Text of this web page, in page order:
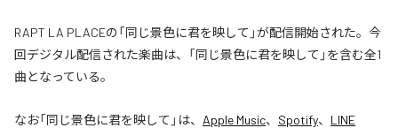
RAPT LA PLACEの「同じ景色に君を映して」が配信開始された。今
回デジタル配信された楽曲は、「同じ景色に君を映して」を含む全1
曲となっている。
なお「同じ景色に君を映して 」は、 Apple Music、 Spotify、 LINE